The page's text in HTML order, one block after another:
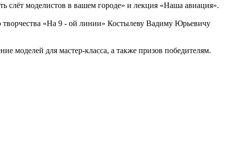
слёт моделистов в вашем городе» и лекция «Наша авиация».
творчества «На 9 - ой линии» Костылеву Вадиму Юрьевичу
моделей для мастер-класса, а также призов победителям.